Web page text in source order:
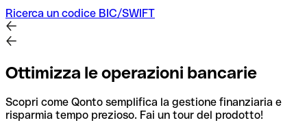
Ricerca un codice BIC/SWIFT
Ottimizza le operazioni bancarie
Scopri come Qonto semplifica la gestione finanziaria e
risparmia tempo prezioso. Fai un tour del prodotto!